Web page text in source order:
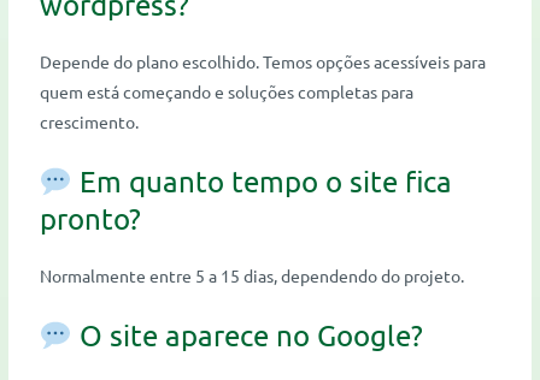
Depende do plano escolhido. Temos opções acessíveis para
quem está começando e soluções completas para
crescimento.
Em quanto tempo o site fica
pronto?
Normalmente entre 5 a 15 dias, dependendo do projeto.
O site aparece no Google?